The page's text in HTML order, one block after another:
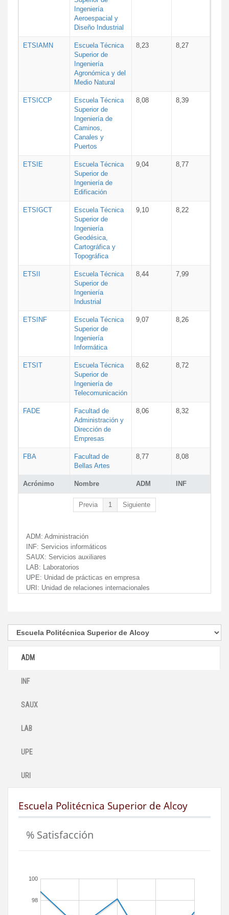
Acrónimo Nombre ADM INF
Ingeniería
Aeroespacial y
Diseño Industrial
ETSIAMN
Escuela Técnica
Superior de
Ingeniería
Agronómica y del
Medio Natural
8,23 8,27
ETSICCP
Escuela Técnica
Superior de
Ingeniería de
Caminos,
Canales y
Puertos
8,08 8,39
ETSIE
Escuela Técnica
Superior de
Ingeniería de
Edificación
9,04 8,77
ETSIGCT
Escuela Técnica
Superior de
Ingeniería
Geodésica,
Cartográfica y
Topográfica
9,10 8,22
ETSII
Escuela Técnica
Superior de
Ingeniería
Industrial
8,44 7,99
ETSINF
Escuela Técnica
Superior de
Ingeniería
Informática
9,07 8,26
ETSIT
Escuela Técnica
Superior de
Ingeniería de
Telecomunicación
8,62 8,72
FADE
Facultad de
Administración y
Dirección de
Empresas
8,06 8,32
FBA
Facultad de
Bellas Artes
8,77 8,08
Previa 1 Siguiente
ADM: Administración
INF: Servicios informáticos
SAUX: Servicios auxiliares
LAB: Laboratorios
UPE: Unidad de prácticas en empresa
URI: Unidad de relaciones internacionales
ADM
INF
SAUX
LAB
UPE
URI
Escuela Politécnica Superior de Alcoy
% Satisfacción
98
100